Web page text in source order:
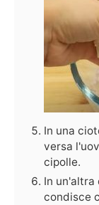
In una
versa
cipolle.
In un'altra
condisce